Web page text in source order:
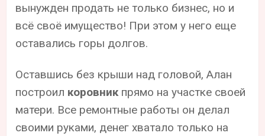
вынужден продать не только бизнес, но и
всё своё имущество! При этом у него еще
оставались горы долгов.
Оставшись без крыши над головой, Алан
построил коровникпрямо на участке своей
матери. Все ремонтные работы он делал
своими руками, денег хватало только на